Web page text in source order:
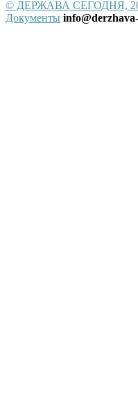
© ДЕРЖАВА СЕГОДНЯ,
Документы